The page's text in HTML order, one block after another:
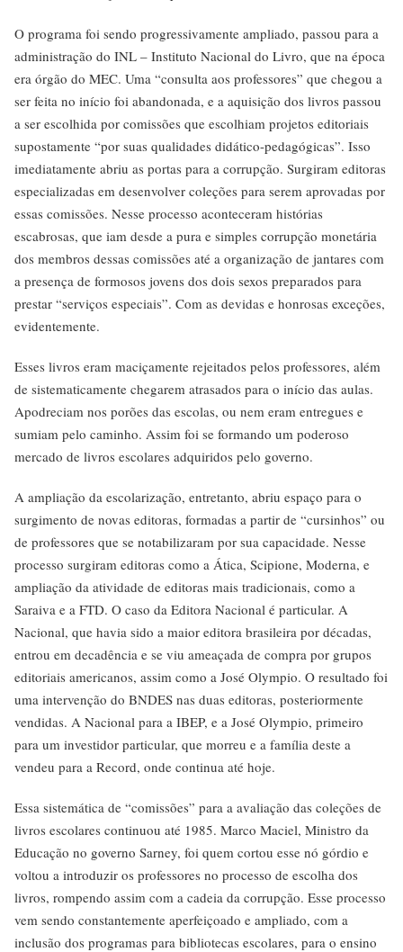
O programa foi sendo progressivamente ampliado, passou para a
administração do INL – Instituto Nacional do Livro, que na época
era órgão do MEC. Uma “consulta aos professores” que chegou a
ser feita no início foi abandonada, e a aquisição dos livros passou
a ser escolhida por comissões que escolhiam projetos editoriais
supostamente “por suas qualidades didático-pedagógicas”. Isso
imediatamente abriu as portas para a corrupção. Surgiram editoras
especializadas em desenvolver coleções para serem aprovadas por
essas comissões. Nesse processo aconteceram histórias
escabrosas, que iam desde a pura e simples corrupção monetária
dos membros dessas comissões até a organização de jantares com
a presença de formosos jovens dos dois sexos preparados para
prestar “serviços especiais”. Com as devidas e honrosas exceções,
evidentemente.
Esses livros eram maciçamente rejeitados pelos professores, além
de sistematicamente chegarem atrasados para o início das aulas.
Apodreciam nos porões das escolas, ou nem eram entregues e
sumiam pelo caminho. Assim foi se formando um poderoso
mercado de livros escolares adquiridos pelo governo.
A ampliação da escolarização, entretanto, abriu espaço para o
surgimento de novas editoras, formadas a partir de “cursinhos” ou
de professores que se notabilizaram por sua capacidade. Nesse
processo surgiram editoras como a Ática, Scipione, Moderna, e
ampliação da atividade de editoras mais tradicionais, como a
Saraiva e a FTD. O caso da Editora Nacional é particular. A
Nacional, que havia sido a maior editora brasileira por décadas,
entrou em decadência e se viu ameaçada de compra por grupos
editoriais americanos, assim como a José Olympio. O resultado foi
uma intervenção do BNDES nas duas editoras, posteriormente
vendidas. A Nacional para a IBEP, e a José Olympio, primeiro
para um investidor particular, que morreu e a família deste a
vendeu para a Record, onde continua até hoje.
Essa sistemática de “comissões” para a avaliação das coleções de
livros escolares continuou até 1985. Marco Maciel, Ministro da
Educação no governo Sarney, foi quem cortou esse nó górdio e
voltou a introduzir os professores no processo de escolha dos
livros, rompendo assim com a cadeia da corrupção. Esse processo
vem sendo constantemente aperfeiçoado e ampliado, com a
inclusão dos programas para bibliotecas escolares, para o ensino